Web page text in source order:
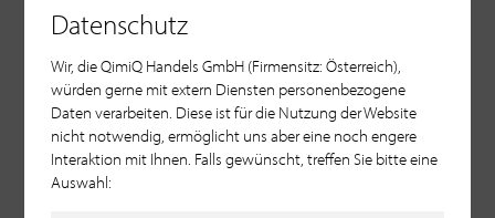
QimiQ alkatrészlista
Datenschutz
Wir, die QimiQ Handels GmbH (Firmensitz: Österreich),
würden gerne mit extern Diensten personenbezogene
Daten verarbeiten. Diese ist für die Nutzung der Website
nicht notwendig, ermöglicht uns aber eine noch engere
Interaktion mit Ihnen. Falls gewünscht, treffen Sie bitte eine
Auswahl: